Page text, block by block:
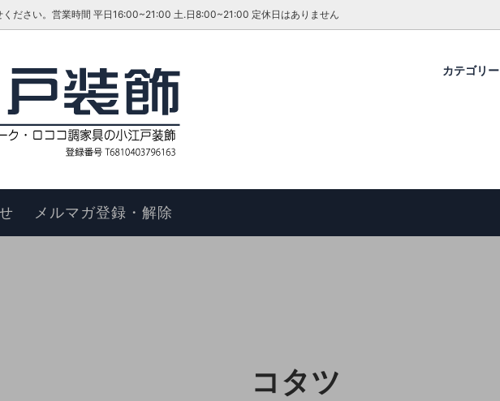
ださい。営業時間 平日16:00~21:00 土.日8:00~21:00 定休日はありません
カテゴリー
リビング・ダイニングセット
スツール
ベンチ マントルピース
ランドリー収納
ジェニファーテイラー
ヴィヴィアン ホームスタイル
お知らせ
更新履歴
お買い物の手順 コエドグループ
メルマガ登録・解除
コタツ